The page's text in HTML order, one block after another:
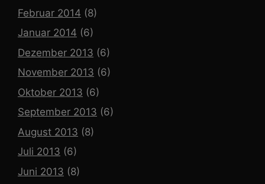
Februar 2014 (8)
Januar 2014 (6)
Dezember 2013 (6)
November 2013 (6)
Oktober 2013 (6)
September 2013 (6)
August 2013 (8)
Juli 2013 (6)
Juni 2013 (8)